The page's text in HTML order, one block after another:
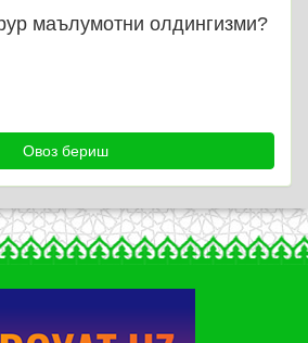
маълумотни олдингизми?